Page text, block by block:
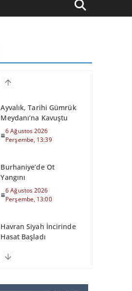
Ayvalık, Tarihi Gümrük
Meydanı’na Kavuştu
6 Ağustos 2026
Perşembe, 13:39
Burhaniye’de Ot
Yangını
6 Ağustos 2026
Perşembe, 13:00
Havran Siyah İncirinde
Hasat Başladı
Perşembe, 12:35
Otomobil Şarampole